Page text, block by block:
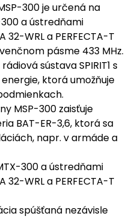
300 je určená na
a ústredňami
32-WRL a PERFECTA-T
pásme 433 MHz.
sústava SPIRIT1 s
ktorá umožňuje
MSP-300 zaisťuje
BAT-ER-3,6, ktorá sa
napr. v armáde a
300 a ústredňami
32-WRL a PERFECTA-T
spúšťaná nezávisle